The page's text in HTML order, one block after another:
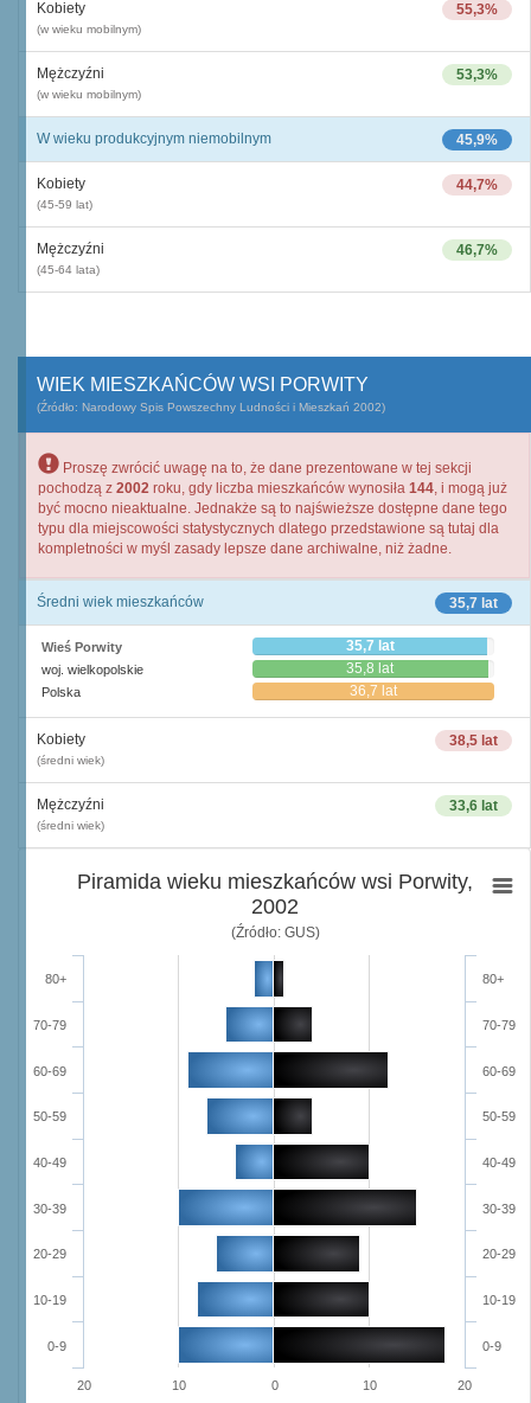
55,3%
Kobiety
(w wieku mobilnym)
53,3%
Mężczyźni
(w wieku mobilnym)
45,9%
W wieku produkcyjnym niemobilnym
44,7%
Kobiety
(45-59 lat)
46,7%
Mężczyźni
(45-64 lata)
WIEK MIESZKAŃCÓW WSI PORWITY
(Źródło: Narodowy Spis Powszechny Ludności i Mieszkań 2002)
Proszę zwrócić uwagę na to, że dane prezentowane w tej sekcji
pochodzą z 2002 roku, gdy liczba mieszkańców wynosiła 144, i mogą już
być mocno nieaktualne. Jednakże są to najświeższe dostępne dane tego
typu dla miejscowości statystycznych dlatego przedstawione są tutaj dla
kompletności w myśl zasady lepsze dane archiwalne, niż żadne.
35,7 lat
Średni wiek mieszkańców
Wieś Porwity 35,7 lat
woj. wielkopolskie 35,8 lat
Polska 36,7 lat
38,5 lat
Kobiety
(średni wiek)
33,6 lat
Mężczyźni
(średni wiek)
Piramida wieku mieszkańców wsi Porwity,
2002
(Źródło: GUS)
0-9
10-19
20-29
30-39
40-49
50-59
60-69
70-79
80+
0-9
10-19
20-29
30-39
40-49
50-59
60-69
70-79
80+
20 10 0 10 20